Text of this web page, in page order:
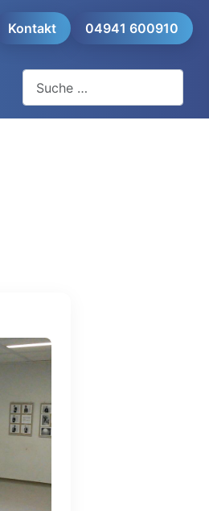
Kontakt 04941 600910